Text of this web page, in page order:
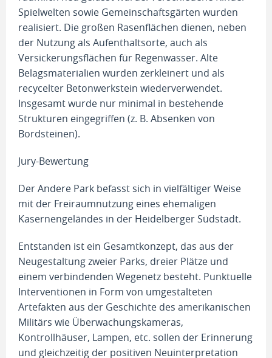
Spielwelten sowie Gemeinschaftsgärten wurden
realisiert. Die großen Rasenflächen dienen, neben
der Nutzung als Aufenthaltsorte, auch als
Versickerungsflächen für Regenwasser. Alte
Belagsmaterialien wurden zerkleinert und als
recycelter Betonwerkstein wiederverwendet.
Insgesamt wurde nur minimal in bestehende
Strukturen eingegriffen (z. B. Absenken von
Bordsteinen).
Jury-Bewertung
Der Andere Park befasst sich in vielfältiger Weise
mit der Freiraumnutzung eines ehemaligen
Kasernengeländes in der Heidelberger Südstadt.
Entstanden ist ein Gesamtkonzept, das aus der
Neugestaltung zweier Parks, dreier Plätze und
einem verbindenden Wegenetz besteht. Punktuelle
Interventionen in Form von umgestalteten
Artefakten aus der Geschichte des amerikanischen
Militärs wie Überwachungskameras,
Kontrollhäuser, Lampen, etc. sollen der Erinnerung
und gleichzeitig der positiven Neuinterpretation